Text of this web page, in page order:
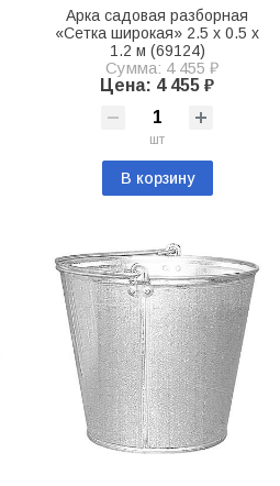
Арка садовая разборная
«Сетка широкая» 2.5 х 0.5 х
1.2 м (69124)
Сумма: 4 455 ₽
Цена: 4 455 ₽
шт
В корзину